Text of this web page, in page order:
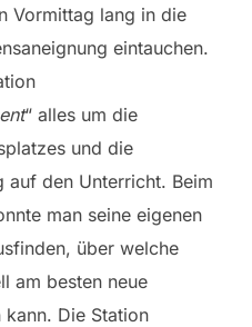
Vormittag lang in die
eintauchen.
“ alles um die
und die
auf den Unterricht. Beim
man seine eigenen
über welche
am besten neue
Die Station